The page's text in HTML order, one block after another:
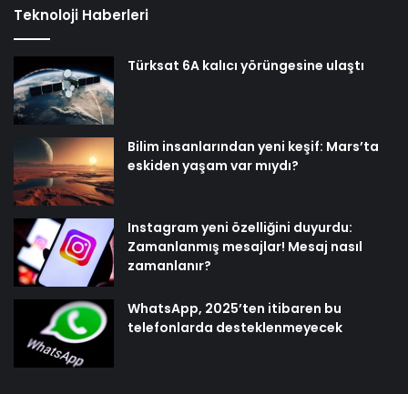
Teknoloji Haberleri
Türksat 6A kalıcı yörüngesine ulaştı
Bilim insanlarından yeni keşif: Mars’ta
eskiden yaşam var mıydı?
Instagram yeni özelliğini duyurdu:
Zamanlanmış mesajlar! Mesaj nasıl
zamanlanır?
WhatsApp, 2025’ten itibaren bu
telefonlarda desteklenmeyecek